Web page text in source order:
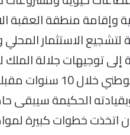
وإقامة منطقة العقبة
لتشجيع الاستثمار
إلى توجيهات جلالة
بوصلة الاقتصاد
الحكيمة سيبقى
اتخذت خطوات كبيرة